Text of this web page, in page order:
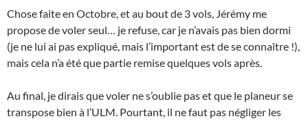
Chose faite en Octobre, et au bout de 3 vols, Jérémy me
propose de voler seul… je refuse, car je n’avais pas bien dormi
(je ne lui ai pas expliqué, mais l’important est de se connaître !),
mais cela n’a été que partie remise quelques vols après.
Au final, je dirais que voler ne s’oublie pas et que le planeur se
transpose bien à l’ULM. Pourtant, il ne faut pas négliger les